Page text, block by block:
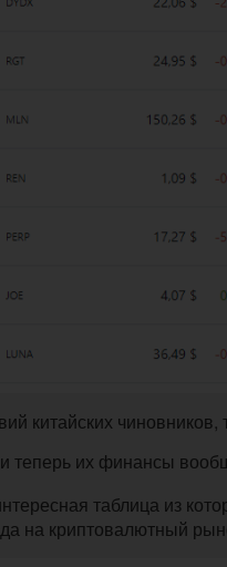
китайских
теперь их финансы
таблица из
на криптовалютный